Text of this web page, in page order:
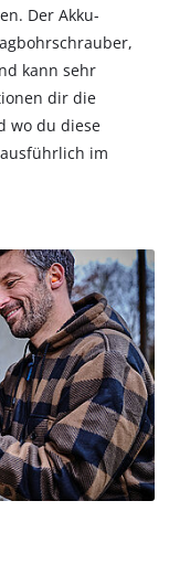
Der Akku-
kann sehr
dir die
wo du diese
im